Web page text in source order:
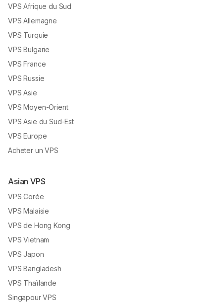
VPS Afrique du Sud
VPS Allemagne
VPS Turquie
VPS Bulgarie
VPS France
VPS Russie
VPS Asie
VPS Moyen-Orient
VPS Asie du Sud-Est
VPS Europe
Acheter un VPS
Asian VPS
VPS Corée
VPS Malaisie
VPS de Hong Kong
VPS Vietnam
VPS Japon
VPS Bangladesh
VPS Thaïlande
Singapour VPS